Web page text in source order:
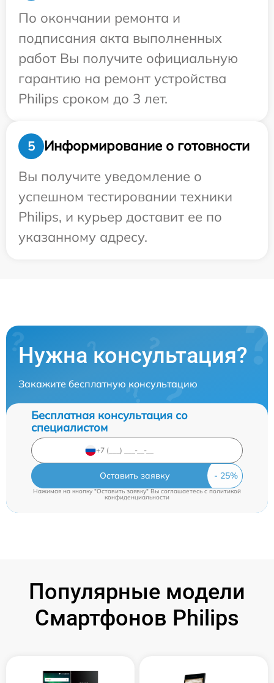
По окончании ремонта и
подписания акта выполненных
работ Вы получите официальную
гарантию на ремонт устройства
Philips сроком до 3 лет.
5
Информирование о готовности
Вы получите уведомление о
успешном тестировании техники
Philips, и курьер доставит ее по
указанному адресу.
Нужна консультация?
Закажите бесплатную консультацию
Бесплатная консультация со
специалистом
Оставить заявку
Нажимая на кнопку "Оставить заявку" Вы соглашаетесь cполитикой
конфиденциальности
Популярные модели
Смартфонов Philips